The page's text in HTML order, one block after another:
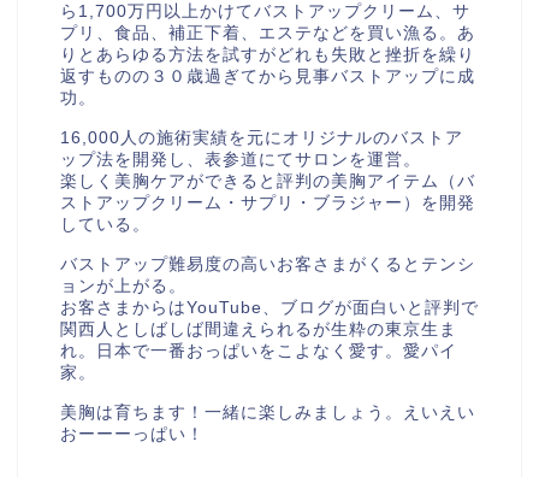
ら1,700万円以上かけてバストアップクリーム、サ
プリ、食品、補正下着、エステなどを買い漁る。あ
りとあらゆる方法を試すがどれも失敗と挫折を繰り
返すものの３０歳過ぎてから見事バストアップに成
功。
16,000人の施術実績を元にオリジナルのバストア
ップ法を開発し、表参道にてサロンを運営。
楽しく美胸ケアができると評判の美胸アイテム（バ
ストアップクリーム・サプリ・ブラジャー）を開発
している。
バストアップ難易度の高いお客さまがくるとテンシ
ョンが上がる。
お客さまからはYouTube、ブログが面白いと評判で
関西人としばしば間違えられるが生粋の東京生ま
れ。日本で一番おっぱいをこよなく愛す。愛パイ
家。
美胸は育ちます！一緒に楽しみましょう。えいえい
おーーーっぱい！